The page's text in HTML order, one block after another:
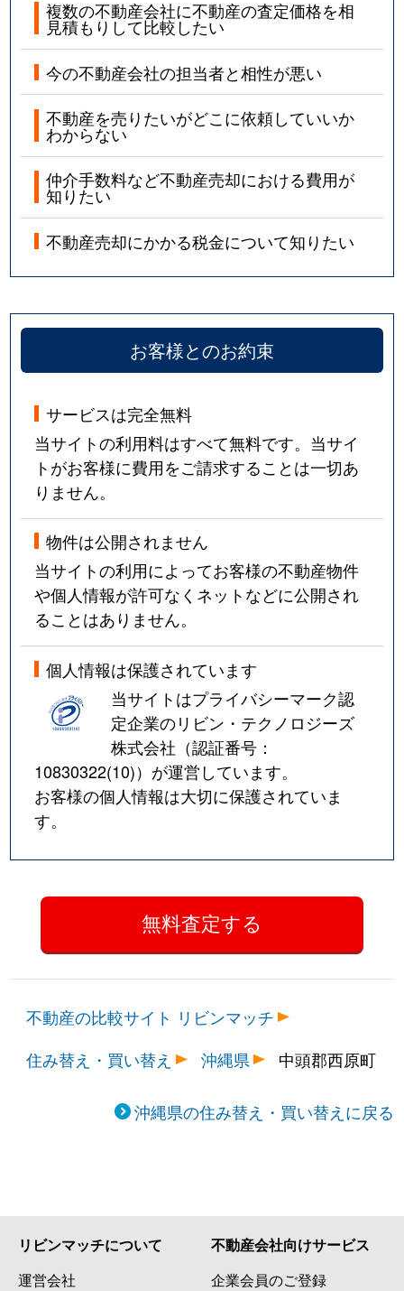
複数の不動産会社に不動産の査定価格を相
見積もりして比較したい
今の不動産会社の担当者と相性が悪い
不動産を売りたいがどこに依頼していいか
わからない
仲介手数料など不動産売却における費用が
知りたい
不動産売却にかかる税金について知りたい
お客様とのお約束
サービスは完全無料
当サイトの利用料はすべて無料です。当サイ
トがお客様に費用をご請求することは一切あ
りません。
物件は公開されません
当サイトの利用によってお客様の不動産物件
や個人情報が許可なくネットなどに公開され
ることはありません。
個人情報は保護されています
当サイトはプライバシーマーク認
定企業のリビン・テクノロジーズ
株式会社（認証番号：
10830322(10)）が運営しています。
お客様の個人情報は大切に保護されていま
す。
不動産の比較サイト リビンマッチ
住み替え・買い替え
沖縄県 中頭郡西原町
沖縄県の住み替え・買い替えに戻る
リビンマッチについて
運営会社
不動産会社向けサービス
企業会員のご登録